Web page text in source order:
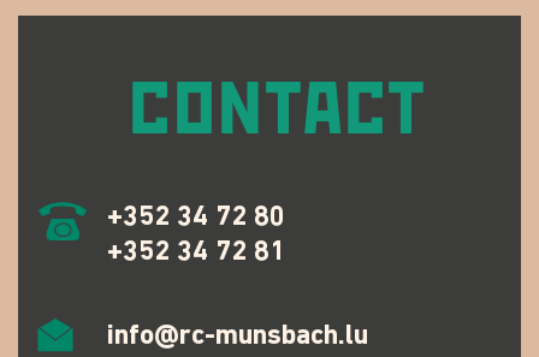
CONTACT
+352 34 72 80
+352 34 72 81
info@rc-munsbach.lu